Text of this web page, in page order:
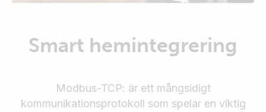
Smart hemintegrering
Modbus-TCP: är ett mångsidigt
kommunikationsprotokoll som spelar en viktig